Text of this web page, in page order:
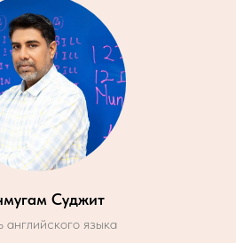
Суджит
английского языка